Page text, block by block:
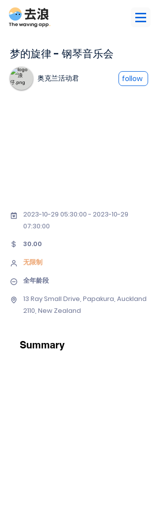
梦的旋律 - 钢琴音乐会
奥克兰活动君 follow
2023-10-29 05:30:00 - 2023-10-29
07:30:00
30.00
无限制
全年龄段
13 Ray Small Drive, Papakura, Auckland
2110, New Zealand
Summary